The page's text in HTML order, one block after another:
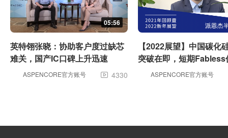
05:56
英特翎张晓：协助客户度过缺芯
难关，国产IC口碑上升迅速
ASPENCORE官方账号  4330
【2022展望】中国碳化
突破在即，短期Fabless
术和产能优势
ASPENCORE官方账号